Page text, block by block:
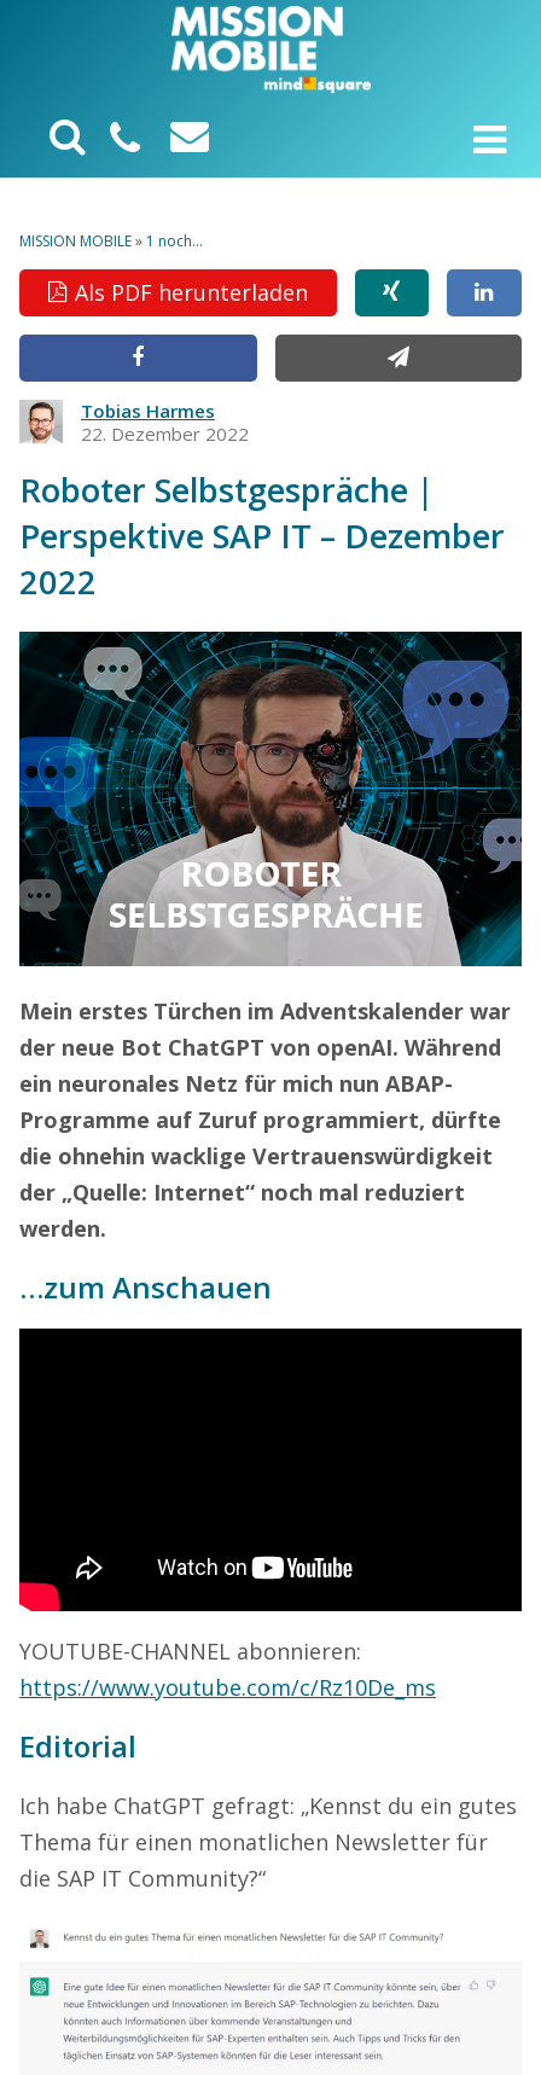
MISSION MOBILE» 1 noch...
Als PDF herunterladen
Tobias Harmes
22. Dezember 2022
Roboter Selbstgespräche |
Perspektive SAP IT – Dezember
2022
Mein erstes Türchen im Adventskalender war
der neue Bot ChatGPT von openAI. Während
ein neuronales Netz für mich nun ABAP-
Programme auf Zuruf programmiert, dürfte
die ohnehin wacklige Vertrauenswürdigkeit
der „Quelle: Internet“ noch mal reduziert
werden.
…zum Anschauen
YOUTUBE-CHANNEL abonnieren:
https://www.youtube.com/c/Rz10De_ms
Editorial
Ich habe ChatGPT gefragt: „Kennst du ein gutes
Thema für einen monatlichen Newsletter für
die SAP IT Community?“